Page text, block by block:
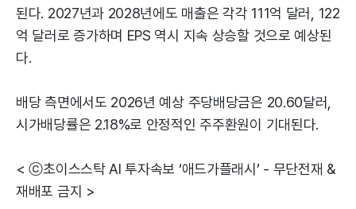
된다. 2027년과 2028년에도 매출은 각각 111억 달러, 122
억 달러로 증가하며 EPS 역시 지속 상승할 것으로 예상된
다.
배당 측면에서도 2026년 예상 주당배당금은 20.60달러,
시가배당률은 2.18%로 안정적인 주주환원이 기대된다.
< ⓒ초이스스탁 AI 투자속보 ‘애드가플래시’ - 무단전재 &
재배포 금지 >